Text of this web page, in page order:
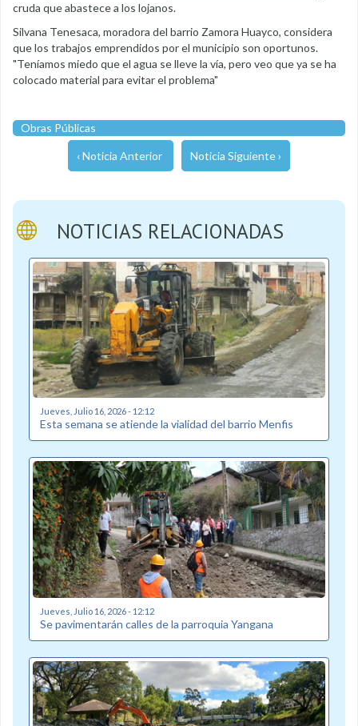
cruda que abastece a los lojanos.
Silvana Tenesaca, moradora del barrio Zamora Huayco, considera
que los trabajos emprendidos por el municipio son oportunos.
"Teníamos miedo que el agua se lleve la vía, pero veo que ya se ha
colocado material para evitar el problema"
Obras Públicas
‹ Noticia Anterior Noticia Siguiente ›
NOTICIAS RELACIONADAS
Jueves, Julio 16, 2026 - 12:12
Esta semana se atiende la vialidad del barrio Menfis
Jueves, Julio 16, 2026 - 12:12
Se pavimentarán calles de la parroquia Yangana